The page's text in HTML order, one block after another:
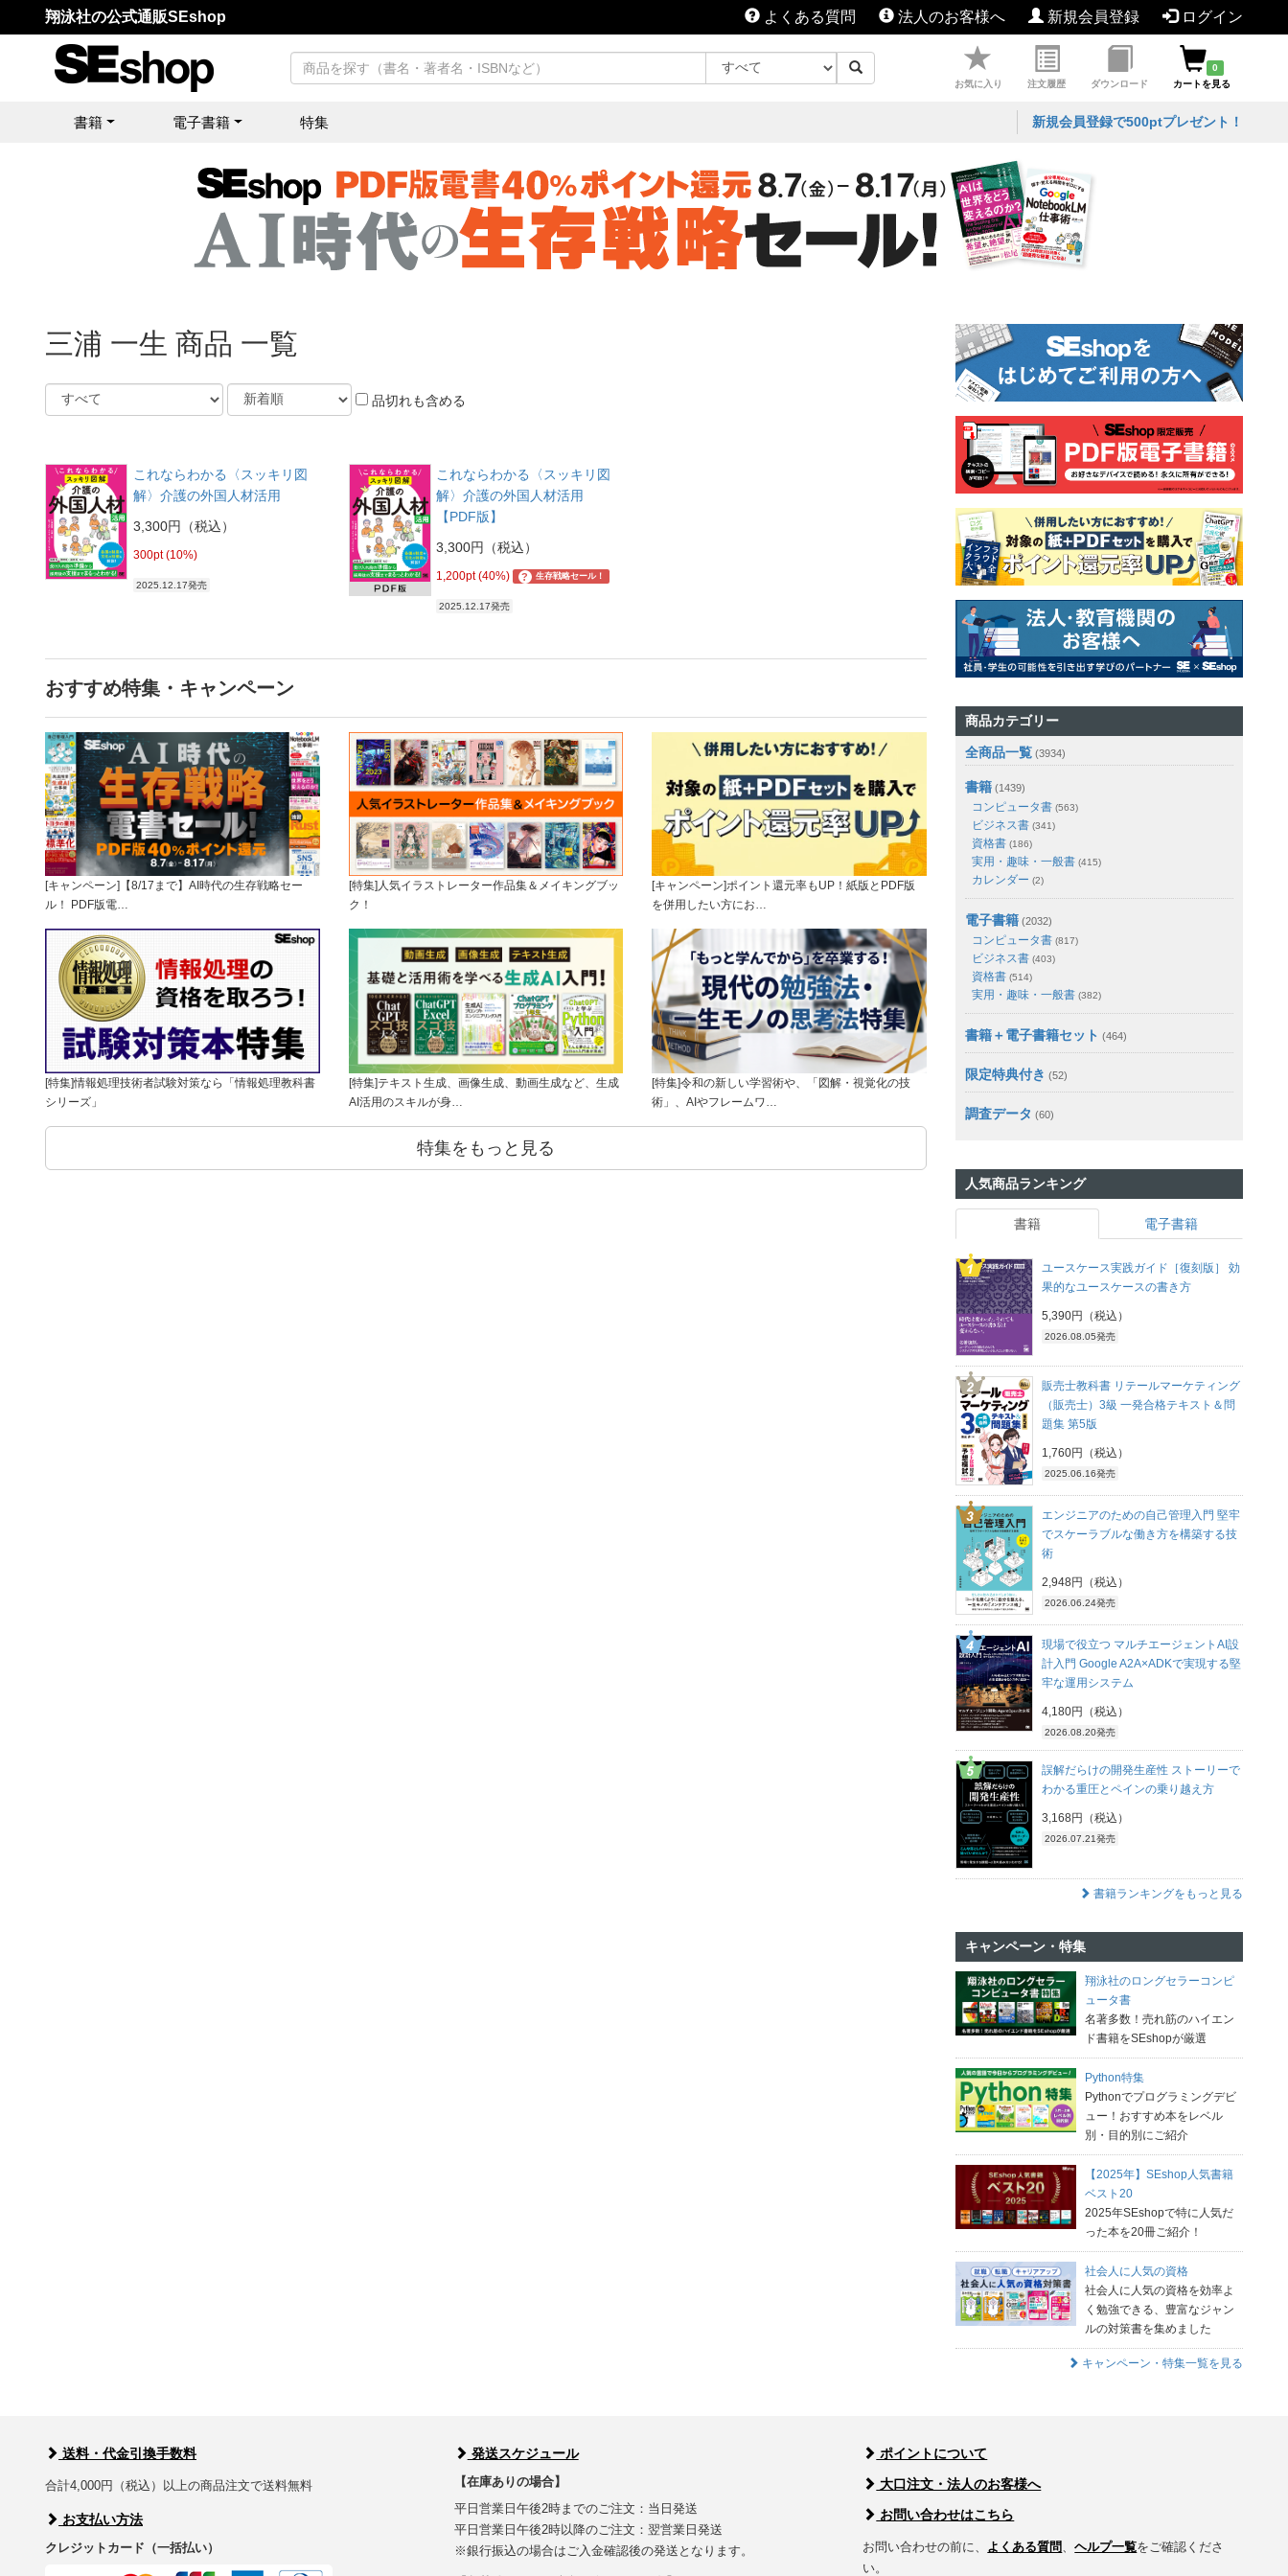
翔泳社の公式通販SEshop よくある質問 法人のお客様へ 新規会員登録 ログイン
お気に入り 注文履歴 ダウンロード
0
カートを見る
書籍 電子書籍 特集 新規会員登録で500ptプレゼント！
三浦 一生 商品 一覧
品切れも含める
これならわかる〈スッキリ図
解〉介護の外国人材活用
3,300円（税込）
300pt (10%)
2025.12.17発売
これならわかる〈スッキリ図
解〉介護の外国人材活用
【PDF版】
3,300円（税込）
1,200pt (40%) ? 生存戦略セール！
2025.12.17発売
おすすめ特集・キャンペーン
[キャンペーン]【8/17まで】AI時代の生存戦略セー
ル！ PDF版電…
[特集]人気イラストレーター作品集＆メイキングブッ
ク！
[キャンペーン]ポイント還元率もUP！紙版とPDF版
を併用したい方にお…
[特集]情報処理技術者試験対策なら「情報処理教科書
シリーズ」
[特集]テキスト生成、画像生成、動画生成など、生成
AI活用のスキルが身…
[特集]令和の新しい学習術や、「図解・視覚化の技
術」、AIやフレームワ…
特集をもっと見る
商品カテゴリー
全商品一覧 (3934)
書籍 (1439)
コンピュータ書 (563)
ビジネス書 (341)
資格書 (186)
実用・趣味・一般書 (415)
カレンダー (2)
電子書籍 (2032)
コンピュータ書 (817)
ビジネス書 (403)
資格書 (514)
実用・趣味・一般書 (382)
書籍＋電子書籍セット (464)
限定特典付き (52)
調査データ (60)
人気商品ランキング
書籍 電子書籍
ユースケース実践ガイド［復刻版］ 効
果的なユースケースの書き方
5,390円（税込）
2026.08.05発売
販売士教科書 リテールマーケティング
（販売士）3級 一発合格テキスト＆問
題集 第5版
1,760円（税込）
2025.06.16発売
エンジニアのための自己管理入門 堅牢
でスケーラブルな働き方を構築する技
術
2,948円（税込）
2026.06.24発売
現場で役立つ マルチエージェントAI設
計入門 Google A2A×ADKで実現する堅
牢な運用システム
4,180円（税込）
2026.08.20発売
誤解だらけの開発生産性 ストーリーで
わかる重圧とペインの乗り越え方
3,168円（税込）
2026.07.21発売
書籍ランキングをもっと見る
キャンペーン・特集
翔泳社のロングセラーコンピ
ュータ書
名著多数！売れ筋のハイエン
ド書籍をSEshopが厳選
Python特集
Pythonでプログラミングデビ
ュー！おすすめ本をレベル
別・目的別にご紹介
【2025年】SEshop人気書籍
ベスト20
2025年SEshopで特に人気だ
った本を20冊ご紹介！
社会人に人気の資格
社会人に人気の資格を効率よ
く勉強できる、豊富なジャン
ルの対策書を集めました
キャンペーン・特集一覧を見る
送料・代金引換手数料
合計4,000円（税込）以上の商品注文で送料無料
お支払い方法
クレジットカード（一括払い）
発送スケジュール
【在庫ありの場合】
平日営業日午後2時までのご注文：当日発送
平日営業日午後2時以降のご注文：翌営業日発送
※銀行振込の場合はご入金確認後の発送となります。
ポイントについて
大口注文・法人のお客様へ
お問い合わせはこちら
お問い合わせの前に、 よくある質問、ヘルプ一覧をご確認くださ
い。